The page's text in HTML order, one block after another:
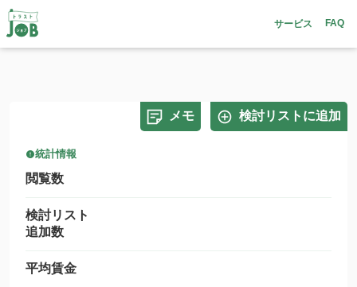
サービス FAQ
メモ 検討リストに追加
統計情報
閲覧数
検討リスト
追加数
平均賃金